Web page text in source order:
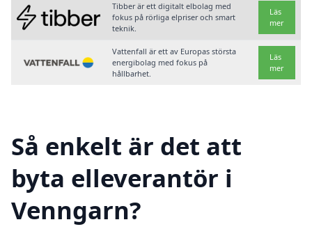
Tibber är ett digitalt elbolag med
fokus på rörliga elpriser och smart
teknik.
Läs
mer
Vattenfall är ett av Europas största
energibolag med fokus på
hållbarhet.
Läs
mer
Så enkelt är det att
byta elleverantör i
Venngarn?